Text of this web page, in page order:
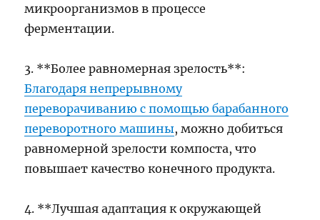
микроорганизмов в процессе
ферментации.
3. **Более равномерная зрелость**:
Благодаря непрерывному
переворачиванию с помощью барабанного
переворотного машины, можно добиться
равномерной зрелости компоста, что
повышает качество конечного продукта.
4. **Лучшая адаптация к окружающей